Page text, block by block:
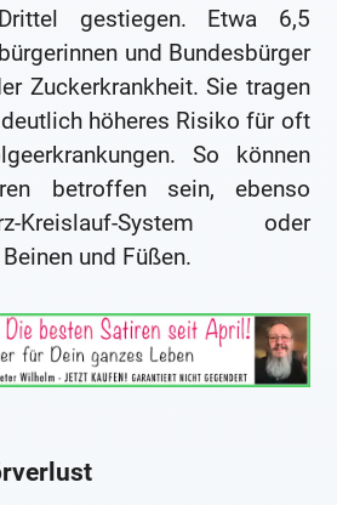
gestiegen. Etwa 6,5
und Bundesbürger
Zuckerkrankheit. Sie tragen
höheres Risiko für oft
So können
betroffen sein, ebenso
Kreislauf-System oder
und Füßen.